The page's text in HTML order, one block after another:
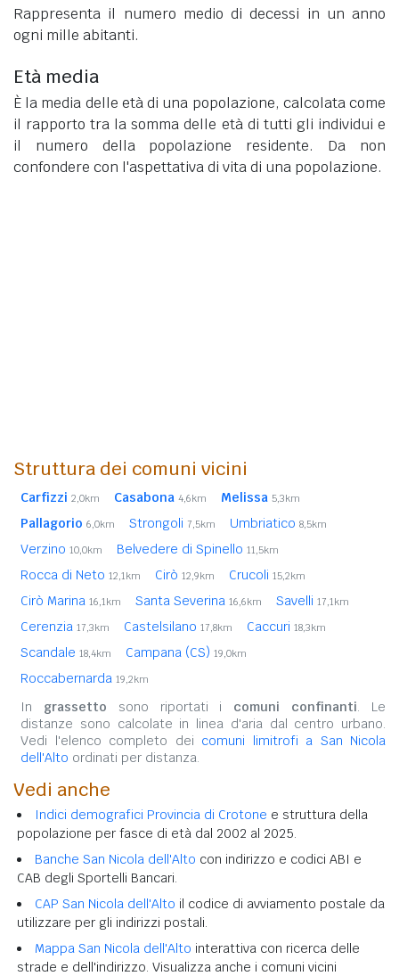
Rappresenta il numero medio di decessi in un anno
ogni mille abitanti.
Età media
È la media delle età di una popolazione, calcolata come
il rapporto tra la somma delle età di tutti gli individui e
il numero della popolazione residente. Da non
confondere con l'aspettativa di vita di una popolazione.
Struttura dei comuni vicini
Carfizzi 2,0km Casabona 4,6km Melissa 5,3km
Pallagorio 6,0km Strongoli 7,5km Umbriatico 8,5km
Verzino 10,0km Belvedere di Spinello 11,5km
Rocca di Neto 12,1km Cirò 12,9km Crucoli 15,2km
Cirò Marina 16,1km Santa Severina 16,6km Savelli 17,1km
Cerenzia 17,3km Castelsilano 17,8km Caccuri 18,3km
Scandale 18,4km Campana (CS) 19,0km
Roccabernarda 19,2km
In grassetto sono riportati i comuni confinanti. Le
distanze sono calcolate in linea d'aria dal centro urbano.
Vedi l'elenco completo dei comuni limitrofi a San Nicola
dell'Alto ordinati per distanza.
Vedi anche
Indici demografici Provincia di Crotone e struttura della
popolazione per fasce di età dal 2002 al 2025.
Banche San Nicola dell'Alto con indirizzo e codici ABI e
CAB degli Sportelli Bancari.
CAP San Nicola dell'Alto il codice di avviamento postale da
utilizzare per gli indirizzi postali.
Mappa San Nicola dell'Alto interattiva con ricerca delle
strade e dell'indirizzo. Visualizza anche i comuni vicini